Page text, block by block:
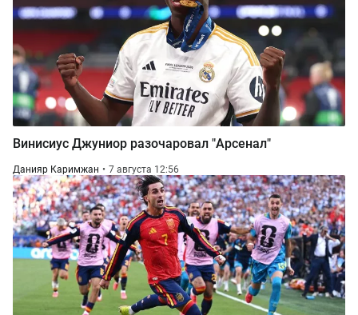
Винисиус Джуниор разочаровал "Арсенал"
Данияр Каримжан 7 августа 12:56